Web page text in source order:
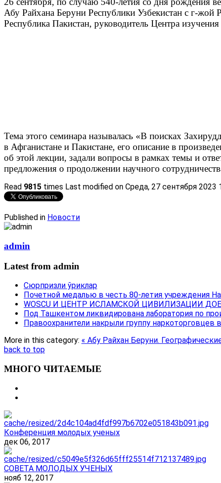
Абу Райхана Беруни Республики Узбекистан с г-
Республика Пакистан, руководитель Центра
Тема этого семинара называлась «В поисках
в Афганистане и Пакистане, его описание в
об этой лекции, задали вопросы в рамках темы и
предложения о продолжении научного
Read 9815 times Last modified on Среда, 27 сентября 2023
Published in Новости
admin
Latest from admin
Сюрпризли ўриклар
Почетной медалью в честь 80-летия учреждения
WOSCU И ЦЕНТР ИСЛАМСКОЙ ЦИВИЛИЗАЦИИ
Под Ташкентом ликвидирована лаборатория по
Правоохранители накрыли группу
More in this category: « Абу Райхан Беруни.
back to top
МНОГО ЧИТАЕМЫЕ
Конференция молодых ученых
дек 06, 2017
СОВЕТА МОЛОДЫХ УЧЕНЫХ
нояб 12, 2017